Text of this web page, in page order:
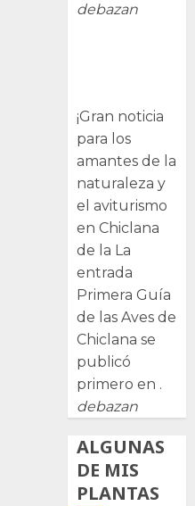
debazan
¡Gran noticia
para los
amantes de la
naturaleza y
el aviturismo
en Chiclana
de la La
entrada
Primera Guía
de las Aves de
Chiclana se
publicó
primero en .
debazan
ALGUNAS
DE MIS
PLANTAS